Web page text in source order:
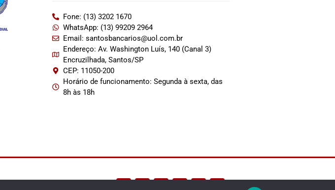
Fone: (13) 3202 1670
WhatsApp: (13) 99209 2964
Email: santosbancarios@uol.com.br
Endereço: Av. Washington Luís, 140 (Canal 3)
Encruzilhada, Santos/SP
CEP: 11050-200
Horário de funcionamento: Segunda à sexta, das
8h às 18h